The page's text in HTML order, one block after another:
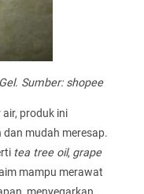
Sumber: shopee
produk ini
mudah meresap.
tea tree oil, grape
mampu merawat